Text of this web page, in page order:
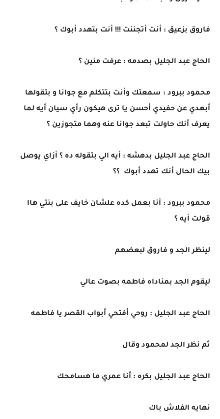
فاروق بزعيق : أنت أتجننت !!! أنت بتهدد أبوك ؟
الحاج عبد الجليل بصدمه : عرفت منين ؟
محمود ببرود : سمعتك وأنت بتتكلم مع جوانا و بتقولها
أبعدي عن حفيدي أحسن يا ترى هيكون رأي سيان أيه لما
يعرف أنك حاولت تبعد جوانا عنه وهما متجوزين ؟
الحاج عبد الجليل بدهشه : أيه الي بتقوله ده ؟ أزاي يوصل
بيك الحال أنك تهدد أبوك ؟؟
محمود ببرود : أنا بعمل كده علشان خايف على بنتي هاا
قولت أيه ؟
لينظر الجد و فاروق لبعضهم
ليقوم الجد بمناداه فاطمه بصوت عالي
الحاج عبد الجليل : روحي أفتحي أبواب القصر يا فاطمه
ثم نظر الجد لمحمود وقال
الحاج عبد الجليل بكره : أنا عمري ما هسامحك
نهايه الفلاش باك